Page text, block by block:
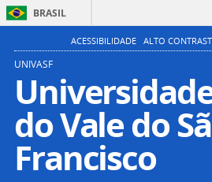
BRASIL
ACESSIBILIDADE ALTO
UNIVASF
do Vale do
Francisco